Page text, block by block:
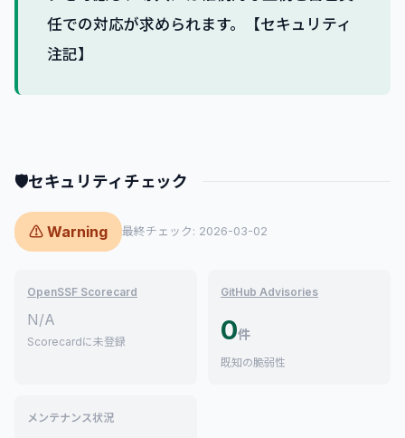
任での対応が求められます。【セキュリティ
注記】
🛡セキュリティチェック
⚠ Warning 最終チェック: 2026-03-02
OpenSSF Scorecard
N/A
Scorecardに未登録
GitHub Advisories
0件
既知の脆弱性
メンテナンス状況